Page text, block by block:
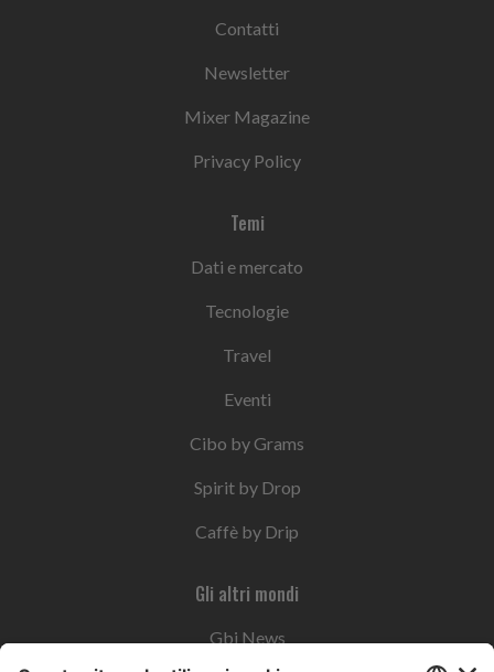
Contatti
Newsletter
Mixer Magazine
Privacy Policy
Temi
Dati e mercato
Tecnologie
Travel
Eventi
Cibo by Grams
Spirit by Drop
Caffè by Drip
Gli altri mondi
Gbi News